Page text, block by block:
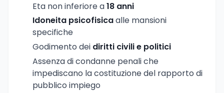
Eta non inferiore a18 anni
Idoneita psicofisicaalle mansioni
specifiche
Godimento dei diritti civili e politici
Assenza di condanne penali che
impediscano la costituzione del rapporto di
pubblico impiego